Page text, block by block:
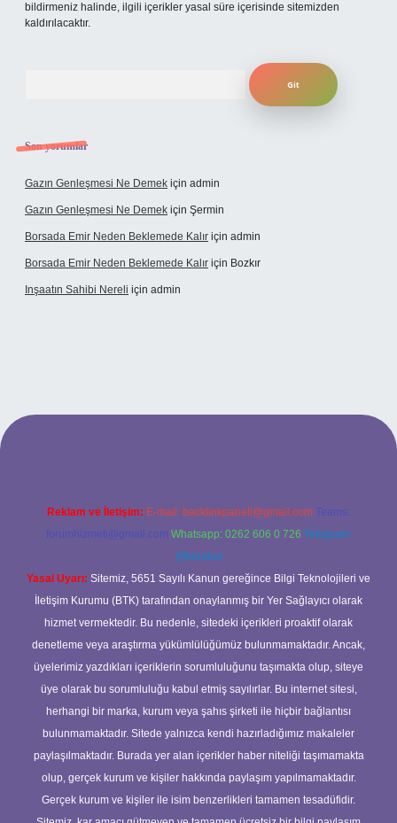
bildirmeniz halinde, ilgili içerikler yasal süre içerisinde sitemizden
kaldırılacaktır.
Son yorumlar
Gazın Genleşmesi Ne Demek için admin
Gazın Genleşmesi Ne Demek için Şermin
Borsada Emir Neden Beklemede Kalır için admin
Borsada Emir Neden Beklemede Kalır için Bozkır
Inşaatın Sahibi Nereli için admin
Reklam ve İletişim: E-mail: backlinkpaneli@gmail.com Teams:
forumhizmeti@gmail.com Whatsapp: 0262 606 0 726 Telegram:
@karabul
Yasal Uyarı: Sitemiz, 5651 Sayılı Kanun gereğince Bilgi Teknolojileri ve
İletişim Kurumu (BTK) tarafından onaylanmış bir Yer Sağlayıcı olarak
hizmet vermektedir. Bu nedenle, sitedeki içerikleri proaktif olarak
denetleme veya araştırma yükümlülüğümüz bulunmamaktadır. Ancak,
üyelerimiz yazdıkları içeriklerin sorumluluğunu taşımakta olup, siteye
üye olarak bu sorumluluğu kabul etmiş sayılırlar. Bu internet sitesi,
herhangi bir marka, kurum veya şahıs şirketi ile hiçbir bağlantısı
bulunmamaktadır. Sitede yalnızca kendi hazırladığımız makaleler
paylaşılmaktadır. Burada yer alan içerikler haber niteliği taşımamakta
olup, gerçek kurum ve kişiler hakkında paylaşım yapılmamaktadır.
Gerçek kurum ve kişiler ile isim benzerlikleri tamamen tesadüfidir.